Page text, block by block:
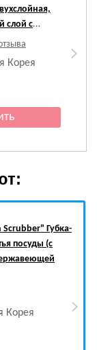
слой с
2
Корея
Scrubber" Губка-
посуды (с
Корея